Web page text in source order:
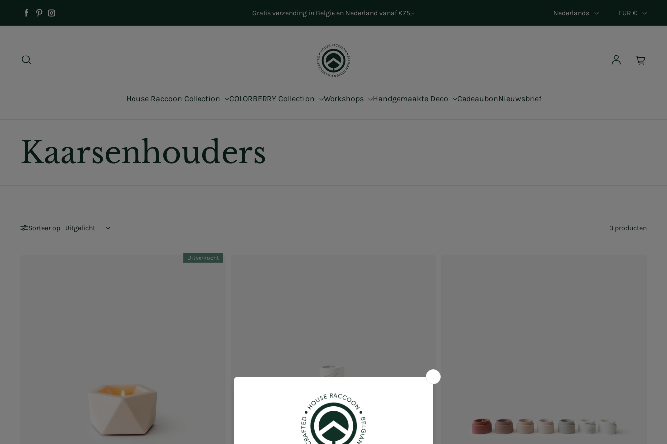
Facebook
Pinterest
Instagram
Gratis verzending in België en Nederland vanaf €75,- Nederlands EUR €
Log in
House Raccoon Collection COLORBERRY Collection Workshops Handgemaakte Deco CadeaubonNieuwsbrief
Kaarsenhouders
Sorteer op 3 producten
Uitverkocht